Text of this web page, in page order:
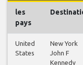
les
pays
United
States
New York
John F
Kennedy